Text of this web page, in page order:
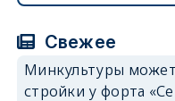
Свежее
Минкультуры
стройки у форта